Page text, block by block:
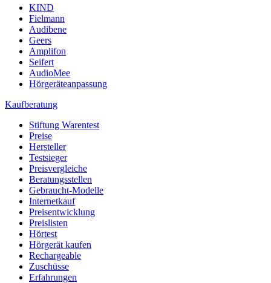
KIND
Fielmann
Audibene
Geers
Amplifon
Seifert
AudioMee
Hörgeräteanpassung
Kaufberatung
Stiftung Warentest
Preise
Hersteller
Testsieger
Preisvergleiche
Beratungsstellen
Gebraucht-Modelle
Internetkauf
Preisentwicklung
Preislisten
Hörtest
Hörgerät kaufen
Rechargeable
Zuschüsse
Erfahrungen